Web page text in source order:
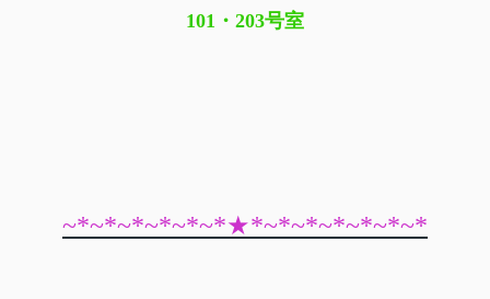
101・203号室
~*~*~*~*~*~*★*~*~*~*~*~*~*